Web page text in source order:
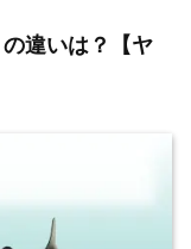
違いは？【ヤ